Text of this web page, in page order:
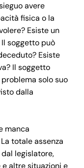
avere
fisica o la
Esiste un
soggetto può
Esiste
Il soggetto
solo suo
dalla
manca
totale assenza
legislatore,
altre situazioni e